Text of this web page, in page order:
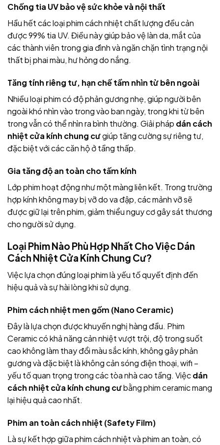
Chống tia UV bảo vệ sức khỏe và nội thất
Hầu hết các loại phim cách nhiệt chất lượng đều cản
được 99% tia UV. Điều này giúp bảo vệ làn da, mắt của
các thành viên trong gia đình và ngăn chặn tình trạng nội
thất bị phai màu, hư hỏng do nắng.
Tăng tính riêng tư, hạn chế tầm nhìn từ bên ngoài
Nhiều loại phim có độ phản gương nhẹ, giúp người bên
ngoài khó nhìn vào trong vào ban ngày, trong khi từ bên
trong vẫn có thể nhìn ra bình thường. Giải pháp dán cách
nhiệt cửa kính chung cưgiúp tăng cường sự riêng tư,
đặc biệt với các căn hộ ở tầng thấp.
Gia tăng độ an toàn cho tấm kính
Lớp phim hoạt động như một màng liên kết. Trong trường
hợp kính không may bị vỡ do va đập, các mảnh vỡ sẽ
được giữ lại trên phim, giảm thiểu nguy cơ gây sát thương
cho người sử dụng.
Loại Phim Nào Phù Hợp Nhất Cho Việc Dán
Cách Nhiệt Cửa Kính Chung Cư?
Việc lựa chọn đúng loại phim là yếu tố quyết định đến
hiệu quả và sự hài lòng khi sử dụng.
Phim cách nhiệt men gốm (Nano Ceramic)
Đây là lựa chọn được khuyến nghị hàng đầu. Phim
Ceramic có khả năng cản nhiệt vượt trội, độ trong suốt
cao không làm thay đổi màu sắc kính, không gây phản
gương và đặc biệt là không cản sóng điện thoại, wifi –
yếu tố quan trọng trong các tòa nhà cao tầng. Việcdán
cách nhiệt cửa kính chung cưbằng phim ceramic mang
lại hiệu quả cao nhất.
Phim an toàn cách nhiệt (Safety Film)
Là sự kết hợp giữa phim cách nhiệt và phim an toàn, có